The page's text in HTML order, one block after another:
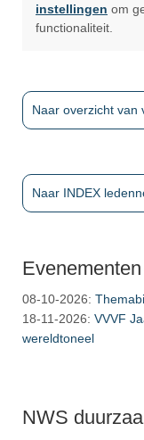
instellingen om
functionaliteit.
Naar overzicht van
Naar INDEX
08-10-2026:
18-11-2026: VVVF
wereldtoneel
NWS